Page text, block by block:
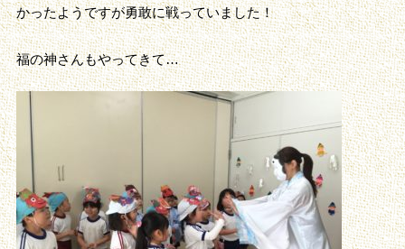
かったようですが勇敢に戦っていました！
福の神さんもやってきて…